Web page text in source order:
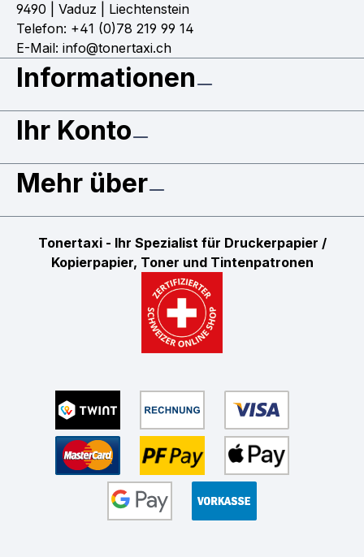
9490 | Vaduz | Liechtenstein
Telefon: +41 (0)78 219 99 14
E-Mail: info@tonertaxi.ch
Informationen
Ihr Konto
Mehr über
Tonertaxi - Ihr Spezialist für Druckerpapier /
Kopierpapier, Toner und Tintenpatronen